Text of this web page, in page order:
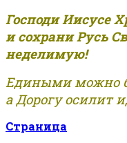
Господи Иисусе
и сохрани Русь
неделимую!
Едиными можно
а Дорогу осилит
Страница